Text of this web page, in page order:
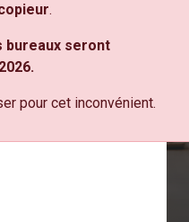
.
bureaux seront
pour cet inconvénient.